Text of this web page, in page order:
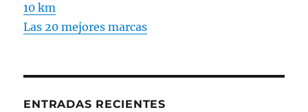
10 km
Las 20 mejores marcas
ENTRADAS RECIENTES